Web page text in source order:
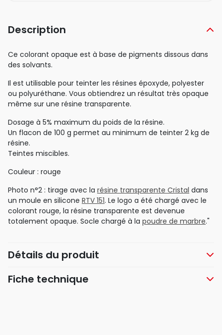
Description
Ce colorant opaque est à base de pigments dissous dans
des solvants.
Il est utilisable pour teinter les résines époxyde, polyester
ou polyuréthane. Vous obtiendrez un résultat très opaque
même sur une résine transparente.
Dosage à 5% maximum du poids de la résine.
Un flacon de 100 g permet au minimum de teinter 2 kg de
résine.
Teintes miscibles.
Couleur : rouge
Photo n°2 : tirage avec la résine transparente Cristal dans
un moule en silicone RTV 151. Le logo a été chargé avec le
colorant rouge, la résine transparente est devenue
totalement opaque. Socle chargé à la poudre de marbre."
Détails du produit
Fiche technique